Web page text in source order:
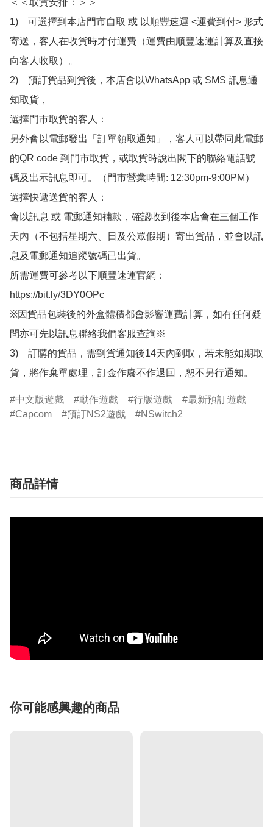
＜＜取貨安排：＞＞
1)　可選擇到本店門市自取 或 以順豐速運 <運費到付> 形式
寄送，客人在收貨時才付運費（運費由順豐速運計算及直接
向客人收取）。
2)　預訂貨品到貨後，本店會以WhatsApp 或 SMS 訊息通
知取貨，
選擇門市取貨的客人：
另外會以電郵發出「訂單領取通知」，客人可以帶同此電郵
的QR code 到門市取貨，或取貨時說出閣下的聯絡電話號
碼及出示訊息即可。（門市營業時間: 12:30pm-9:00PM）
選擇快遞送貨的客人：
會以訊息 或 電郵通知補款，確認收到後本店會在三個工作
天內（不包括星期六、日及公眾假期）寄出貨品，並會以訊
息及電郵通知追蹤號碼已出貨。
所需運費可參考以下順豐速運官網：
https://bit.ly/3DY0OPc
※因貨品包裝後的外盒體積都會影響運費計算，如有任何疑
問亦可先以訊息聯絡我們客服查詢※
3)　訂購的貨品，需到貨通知後14天內到取，若未能如期取
貨，將作棄單處理，訂金作廢不作退回，恕不另行通知。
中文版遊戲 動作遊戲 行版遊戲
最新預訂遊戲
Capcom
預訂NS2遊戲 NSwitch2
商品詳情
你可能感興趣的商品